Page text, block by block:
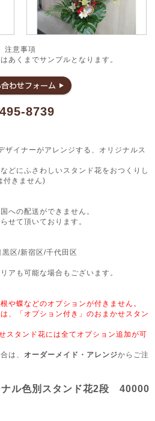
注意事項
あくまでサンプルとなります。
8739
ザイナーがアレンジする、オリジナルス
どにふさわしいスタンド花をおつくりし
付きません)
への配送ができません。
せて頂いております。
区/新宿区/千代田区
アも可能な場合もございます。
や蝶などのオプションが付きません。
、「オプション付き」のおまかせスタン
タンド花には全てオプション追加が可
は、 オーダーメイド・アレンジからご注
ル色別スタンド花2段 40000